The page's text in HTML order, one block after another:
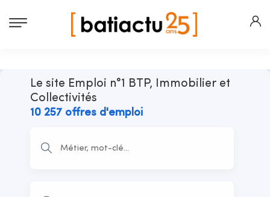
Le site Emploi n°1 BTP, Immobilier et
Collectivités
10 257 offres d'emploi